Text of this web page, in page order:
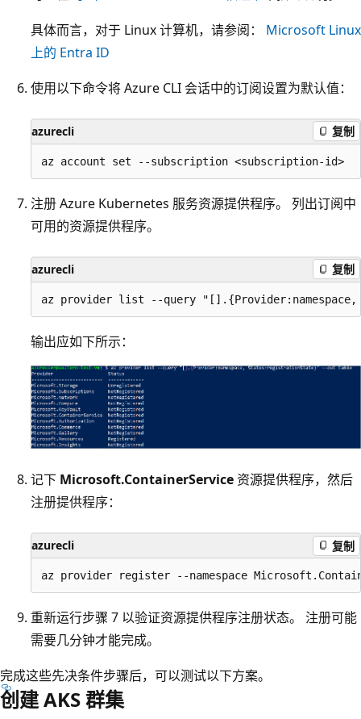
具体而言，对于 Linux 计算机，请参阅： Microsoft Linux
上的 Entra ID
使用以下命令将 Azure CLI 会话中的订阅设置为默认值：
azurecli 复制
注册 Azure Kubernetes 服务资源提供程序。 列出订阅中
可用的资源提供程序。
azurecli 复制
输出应如下所示：
记下 Microsoft.ContainerService 资源提供程序，然后
注册提供程序：
azurecli 复制
重新运行步骤 7 以验证资源提供程序注册状态。 注册可能
需要几分钟才能完成。
完成这些先决条件步骤后，可以测试以下方案。
创建 AKS 群集